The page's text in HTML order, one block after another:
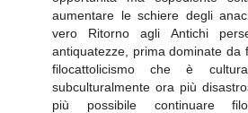
aumentare le schiere degli
vero Ritorno agli Antichi
antiquatezze, prima dominate da
filocattolicismo che è
subculturalmente ora più
più possibile continuare